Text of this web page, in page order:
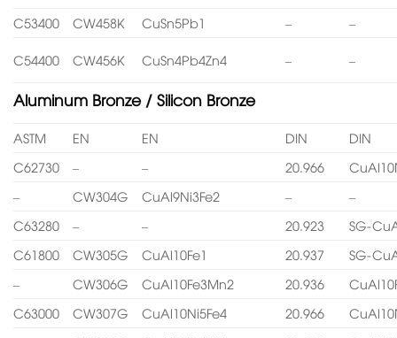
C53400 CW458K CuSn5Pb1 – –
C54400 CW456K CuSn4Pb4Zn4 – –
Aluminum Bronze / Silicon Bronze
ASTM EN EN DIN
DIN
C62730
– – 20.966
–
CW304G CuAl9Ni3Fe2 –
–
C63280
– – 20.923
SG-
C61800
CW305G CuAl10Fe1 20.937
SG-
–
CW306G CuAl10Fe3Mn2 20.936
C63000
CW307G CuAl10Ni5Fe4 20.966